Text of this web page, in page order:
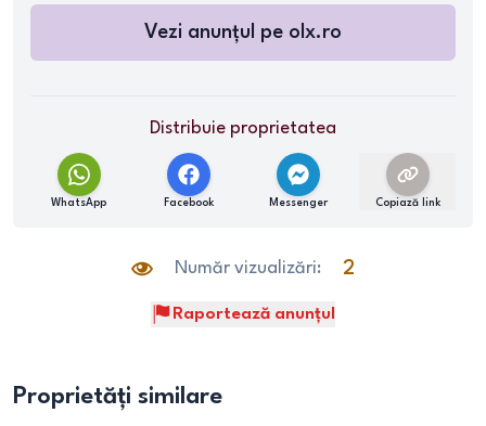
Vezi anunțul pe olx.ro
Distribuie proprietatea
WhatsApp Facebook Messenger Copiază link
Număr vizualizări: 2
Raportează anunțul
Proprietăți similare